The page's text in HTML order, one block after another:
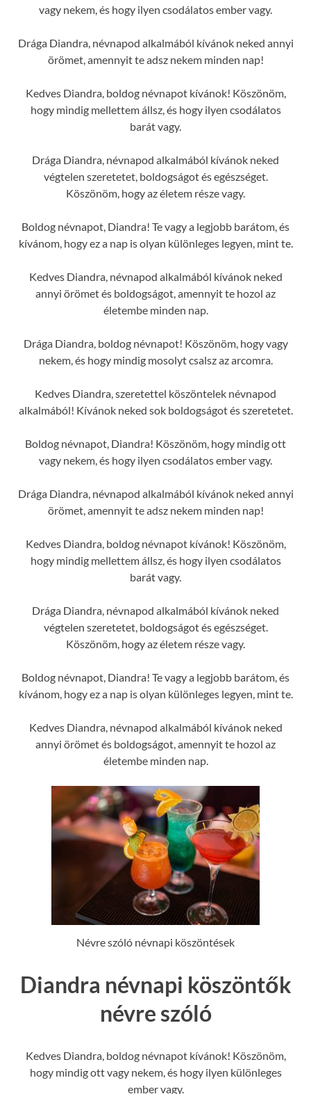
vagy nekem, és hogy ilyen csodálatos ember vagy.
Drága Diandra, névnapod alkalmából kívánok neked annyi
örömet, amennyit te adsz nekem minden nap!
Kedves Diandra, boldog névnapot kívánok! Köszönöm,
hogy mindig mellettem állsz, és hogy ilyen csodálatos
barát vagy.
Drága Diandra, névnapod alkalmából kívánok neked
végtelen szeretetet, boldogságot és egészséget.
Köszönöm, hogy az életem része vagy.
Boldog névnapot, Diandra! Te vagy a legjobb barátom, és
kívánom, hogy ez a nap is olyan különleges legyen, mint te.
Kedves Diandra, névnapod alkalmából kívánok neked
annyi örömet és boldogságot, amennyit te hozol az
életembe minden nap.
Drága Diandra, boldog névnapot! Köszönöm, hogy vagy
nekem, és hogy mindig mosolyt csalsz az arcomra.
Kedves Diandra, szeretettel köszöntelek névnapod
alkalmából! Kívánok neked sok boldogságot és szeretetet.
Boldog névnapot, Diandra! Köszönöm, hogy mindig ott
vagy nekem, és hogy ilyen csodálatos ember vagy.
Drága Diandra, névnapod alkalmából kívánok neked annyi
örömet, amennyit te adsz nekem minden nap!
Kedves Diandra, boldog névnapot kívánok! Köszönöm,
hogy mindig mellettem állsz, és hogy ilyen csodálatos
barát vagy.
Drága Diandra, névnapod alkalmából kívánok neked
végtelen szeretetet, boldogságot és egészséget.
Köszönöm, hogy az életem része vagy.
Boldog névnapot, Diandra! Te vagy a legjobb barátom, és
kívánom, hogy ez a nap is olyan különleges legyen, mint te.
Kedves Diandra, névnapod alkalmából kívánok neked
annyi örömet és boldogságot, amennyit te hozol az
életembe minden nap.
Névre szóló névnapi köszöntések
Diandra névnapi köszöntők
névre szóló
Kedves Diandra, boldog névnapot kívánok! Köszönöm,
hogy mindig ott vagy nekem, és hogy ilyen különleges
ember vagy.